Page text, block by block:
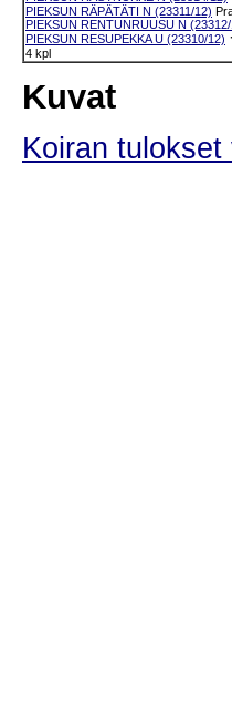
PIEKSUN RÄPÄTÄTI N (23311/12)
PIEKSUN RENTUNRUUSU N
PIEKSUN RESUPEKKA U (23310/12)
4 kpl
Kuvat
Koiran